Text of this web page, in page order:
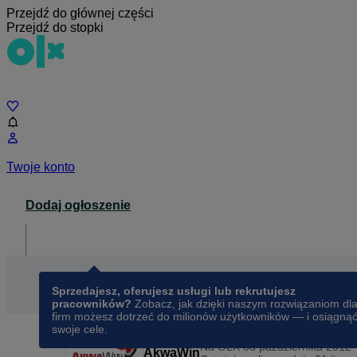
Przejdź do głównej części
Przejdź do stopki
Twoje konto
Dodaj ogłoszenie
Sprzedajesz, oferujesz usługi lub rekrutujesz
pracowników? Zobacz, jak dzięki naszym rozwiązaniom dla
firm możesz dotrzeć do milionów użytkowników — i osiągnąć
swoje cele.
AkwaWinNa OLX odpaździernika 2012